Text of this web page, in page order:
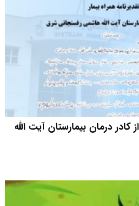
کادر درمان بیمارستان آیت الله